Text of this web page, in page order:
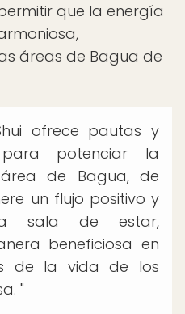
que la energía
áreas de Bagua de
ofrece pautas y
para potenciar la
de Bagua, de
un flujo positivo y
sala de estar,
beneficiosa en
de la vida de los
"